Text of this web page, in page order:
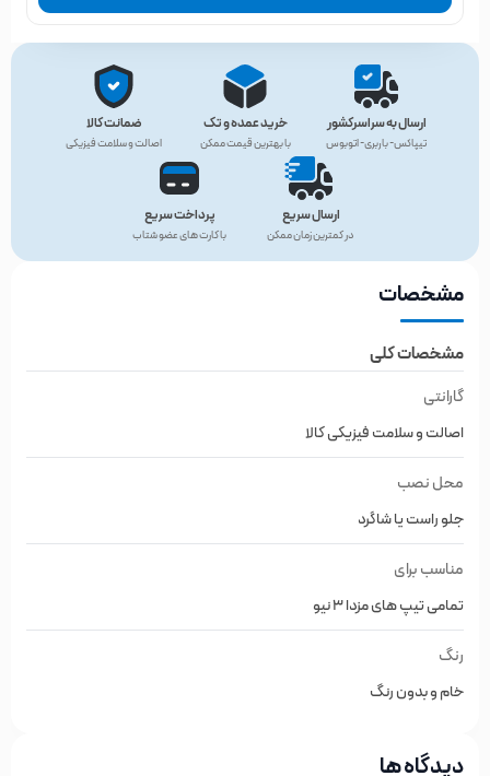
ارسال به سراسرکشور خرید عمده و تک ضمانت کالا
در کمترین زمان ممکن با کارت های عضو شتاب
گارانتی
اصالت و سلامت فیزیکی کالا
محل نصب
جلو راست یا شاگرد
مناسب برای
تمامی تیپ های مزدا 3 نیو
رنگ
خام و بدون رنگ
دیدگاه ها